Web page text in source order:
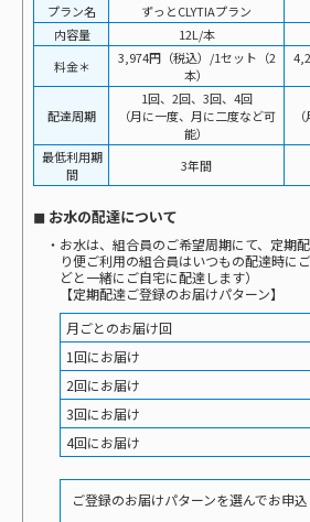
プラン名 ずっとCLYTIAプラン
内容量
12L/本
料金＊
3,974円（税込）/1セット（2
本）
配達周期
1回、2回、3回、4回
（月に一度、月に二度など可
能）
最低利用期
間
3年間
◼ お水の配達について
・お水は、組合員のご希望周期にて、定期
り便ご利用の組合員はいつもの配達時に
どと一緒にご自宅に配達します）
【定期配達ご登録のお届けパターン】
月ごとのお届け回
1回にお届け
2回にお届け
3回にお届け
4回にお届け
ご登録のお届けパターンを選んでお申込